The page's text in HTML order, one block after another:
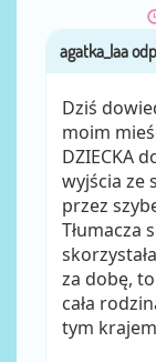
Dziś
moim
DZIECKA
wyjścia ze
przez
Tłumacza
za dobę,
cała
tym